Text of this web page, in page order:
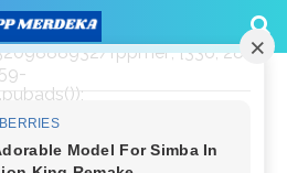
|| {cmd: []};
{
rppmer', [336, 280],
});